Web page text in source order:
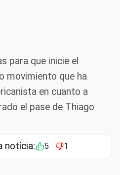
para que inicie el
movimiento que ha
en cuanto a
el pase de Thiago
notícia: 5 1